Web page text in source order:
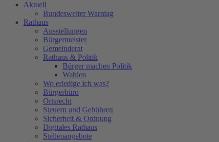
Aktuell
Bundesweiter Warntag
Rathaus
Ausstellungen
Bürgermeister
Gemeinderat
Rathaus & Politik
Bürger machen Politik
Wahlen
Wo erledige ich was?
Bürgerbüro
Ortsrecht
Steuern und Gebühren
Sicherheit & Ordnung
Digitales Rathaus
Stellenangebote